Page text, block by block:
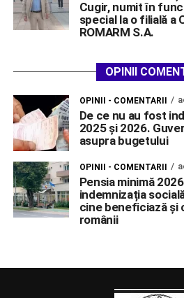
Cugir, numit în
special la o filială a
ROMARM S.A.
OPINII
OPINII - COMENTARII
De ce nu au fost
2025 și 2026.
asupra bugetului
OPINII - COMENTARII
Pensia minimă
indemnizația
cine beneficiază și
românii